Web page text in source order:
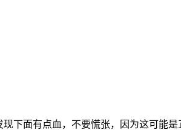
面有点血，不要慌张，因为这可能是